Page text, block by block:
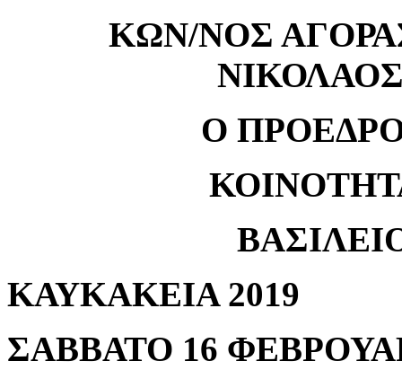
ΚΩΝ/ΝΟΣ
Ο
ΚΑΥΚΑΚΕΙΑ 2019
ΣΑΒΒΑΤΟ 16